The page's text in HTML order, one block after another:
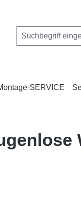
SERVICE